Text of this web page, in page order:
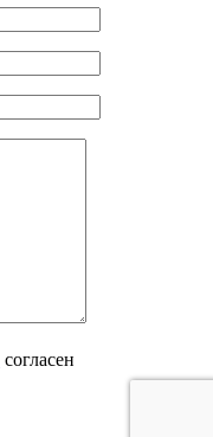
согласен